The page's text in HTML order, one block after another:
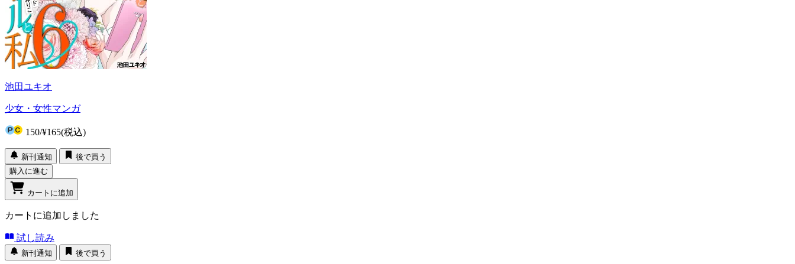
池田ユキオ
少女・女性マンガ
150/¥165(税込)
新刊通知
後で買う
購入に進む
カートに追加
カートに追加しました
試し読み
新刊通知 後で買う